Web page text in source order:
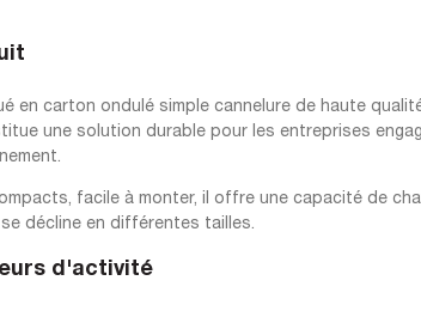
en carton ondulé simple cannelure de haute
une solution durable pour les entreprises
facile à monter, il offre une capacité de
décline en différentes tailles.
d'activité